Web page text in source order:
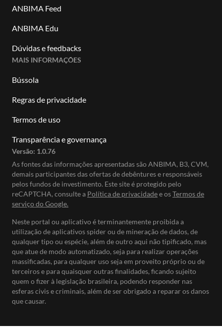
ANBIMA Feed
ANBIMA Edu
Dúvidas e feedbacks
MAIS INFORMAÇÕES
Bússola
Regras de privacidade
Termos de uso
Transparência e governança
Versão: 1.0.76
As fontes das informações apresentadas são ANBIMA, B3, CVM,
demais participantes das ofertas de debêntures e responsáveis
pelos fundos de investimento. Este site é protegido pelo
reCAPTCHA, consulte a Política de privacidadee osTermos de
serviço do Google.
Neste portal ou aplicativo é terminantemente proibida a
utilização de aplicativos spider ou de mineração de dados, de
qualquer tipo ou espécie, além de outro aqui não tipificado, mas
que atue de modo automatizado, seja para realizar operações
massificadas, para qualquer uso seja em proveito próprio ou de
terceiros e para quaisquer outras finalidades, ficando sujeito
quem o fizer à legislação brasileira, podendo responder nas
esferas civis e criminais, além de ser obrigado a reparar os danos
que causar.